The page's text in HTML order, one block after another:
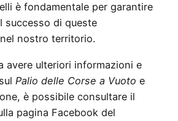
è fondamentale per garantire
successo di queste
nostro territorio.
avere ulteriori informazioni e
Palio delle Corse a Vuoto e
è possibile consultare il
pagina Facebook del